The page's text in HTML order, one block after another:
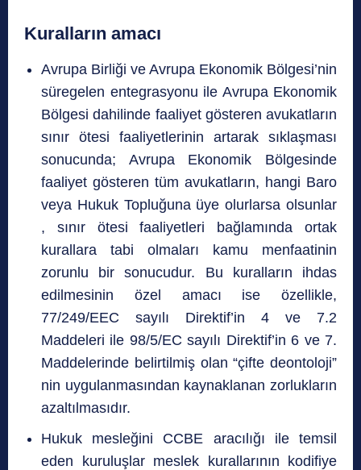
Kuralların amacı
Avrupa Birliği ve Avrupa Ekonomik Bölgesi’nin
süregelen entegrasyonu ile Avrupa Ekonomik
Bölgesi dahilinde faaliyet gösteren avukatların
sınır ötesi faaliyetlerinin artarak sıklaşması
sonucunda; Avrupa Ekonomik Bölgesinde
faaliyet gösteren tüm avukatların, hangi Baro
veya Hukuk Topluğuna üye olurlarsa olsunlar
, sınır ötesi faaliyetleri bağlamında ortak
kurallara tabi olmaları kamu menfaatinin
zorunlu bir sonucudur. Bu kuralların ihdas
edilmesinin özel amacı ise özellikle,
77/249/EEC sayılı Direktif’in 4 ve 7.2
Maddeleri ile 98/5/EC sayılı Direktif’in 6 ve 7.
Maddelerinde belirtilmiş olan “çifte deontoloji”
nin uygulanmasından kaynaklanan zorlukların
azaltılmasıdır.
Hukuk mesleğini CCBE aracılığı ile temsil
eden kuruluşlar meslek kurallarının kodifiye